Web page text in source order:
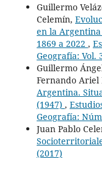
Guillermo
Celemín,
en la Argentina
1869 a 2022 ,
Geografía: Vol.
Guillermo
Fernando Ariel
Argentina.
(1947) ,
Geografía:
Juan Pablo
(2017)